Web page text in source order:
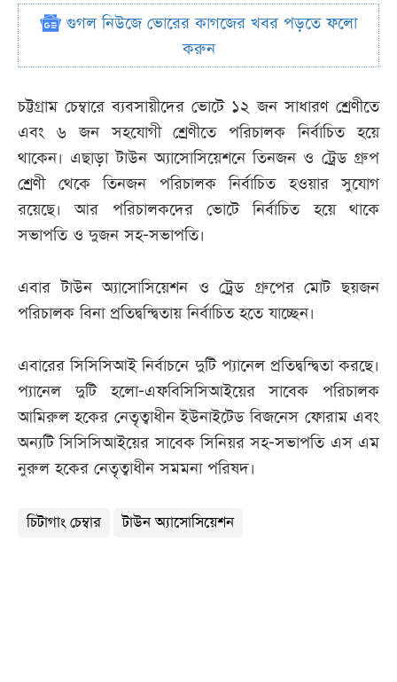
গুগল নিউজে ভোরের কাগজের খবর পড়তে ফলো
করুন
চট্টগ্রাম চেম্বারে ব্যবসায়ীদের ভোটে ১২ জন সাধারণ শ্রেণীতে
এবং ৬ জন সহযোগী শ্রেণীতে পরিচালক নির্বাচিত হয়ে
থাকেন। এছাড়া টাউন অ্যাসোসিয়েশনে তিনজন ও ট্রেড গ্রুপ
শ্রেণী থেকে তিনজন পরিচালক নির্বাচিত হওয়ার সুযোগ
রয়েছে। আর পরিচালকদের ভোটে নির্বাচিত হয়ে থাকে
সভাপতি ও দুজন সহ-সভাপতি।
এবার টাউন অ্যাসোসিয়েশন ও ট্রেড গ্রুপের মোট ছয়জন
পরিচালক বিনা প্রতিদ্বন্দ্বিতায় নির্বাচিত হতে যাচ্ছেন।
এবারের সিসিসিআই নির্বাচনে দুটি প্যানেল প্রতিদ্বন্দ্বিতা করছে।
প্যানেল দুটি হলো-এফবিসিসিআইয়ের সাবেক পরিচালক
আমিরুল হকের নেতৃত্বাধীন ইউনাইটেড বিজনেস ফোরাম এবং
অন্যটি সিসিসিআইয়ের সাবেক সিনিয়র সহ-সভাপতি এস এম
নুরুল হকের নেতৃত্বাধীন সমমনা পরিষদ।
চিটাগাং চেম্বার টাউন অ্যাসোসিয়েশন